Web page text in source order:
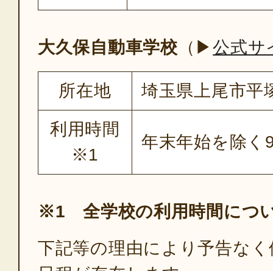
大久保自動車学校 （▶公式サ
所在地 埼玉県上尾市平
利用時間
※1
年末年始を除く
※1 全学校の利用時間につ
下記等の理由により予告な